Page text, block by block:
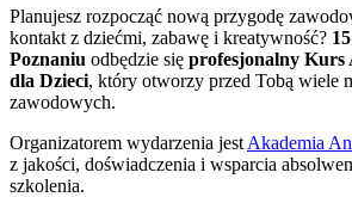
Planujesz rozpocząć nową przygodę
kontakt z dziećmi, zabawę i kreatywność?
Poznaniu odbędzie się profesjonalny Kurs
dla Dzieci, który otworzy przed Tobą wiele
zawodowych.
Organizatorem wydarzenia jest Akademia
z jakości, doświadczenia i wsparcia
szkolenia.